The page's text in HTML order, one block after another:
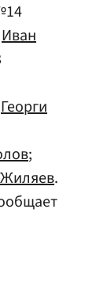
Иван
Георги
;
.